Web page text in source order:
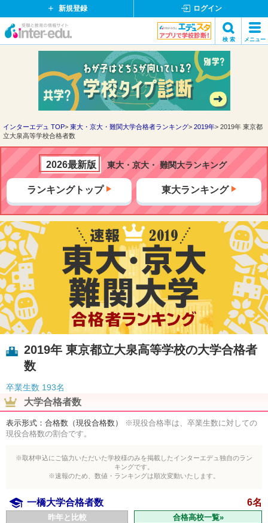
新規登録 ログイン
イ
ド
ッ
ト
検 索 メニュー
検索
インターエデュ TOP 東大・京大・難関大学合格者ランキング 2019年
2019年 東京都
立大泉高等学校合格者数
2026最新版 東大・京大・ 難関大ランキング
ランキングトップ 東大ランキング
2019年 東京都立大泉高等学校の大学合格者
数
卒業生数 193名
大学合格者数
表示形式：合格数（現役合格数）
※現役合格率は、卒業生数に対しての
現役合格数の割合です。
※取材申込にご協力いただいた学校様のみを掲載したインターエデュ独自のラン
キングです。
※速報のため、数値・ランキングは順次変動いたします。
一橋大学合格者数 6名
昨年と比較 合格高校一覧»